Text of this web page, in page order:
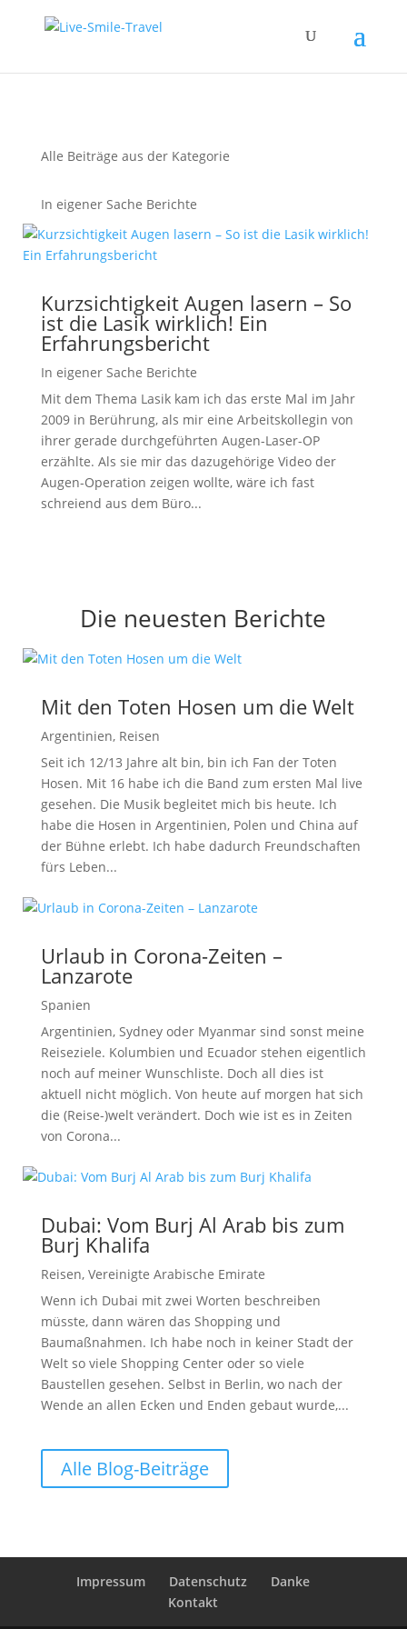
Alle Beiträge aus der Kategorie
In eigener Sache Berichte
Kurzsichtigkeit Augen lasern – So
ist die Lasik wirklich! Ein
Erfahrungsbericht
In eigener Sache Berichte
Mit dem Thema Lasik kam ich das erste Mal im Jahr
2009 in Berührung, als mir eine Arbeitskollegin von
ihrer gerade durchgeführten Augen-Laser-OP
erzählte. Als sie mir das dazugehörige Video der
Augen-Operation zeigen wollte, wäre ich fast
schreiend aus dem Büro...
Die neuesten Berichte
Mit den Toten Hosen um die Welt
Argentinien, Reisen
Seit ich 12/13 Jahre alt bin, bin ich Fan der Toten
Hosen. Mit 16 habe ich die Band zum ersten Mal live
gesehen. Die Musik begleitet mich bis heute. Ich
habe die Hosen in Argentinien, Polen und China auf
der Bühne erlebt. Ich habe dadurch Freundschaften
fürs Leben...
Urlaub in Corona-Zeiten –
Lanzarote
Spanien
Argentinien, Sydney oder Myanmar sind sonst meine
Reiseziele. Kolumbien und Ecuador stehen eigentlich
noch auf meiner Wunschliste. Doch all dies ist
aktuell nicht möglich. Von heute auf morgen hat sich
die (Reise-)welt verändert. Doch wie ist es in Zeiten
von Corona...
Dubai: Vom Burj Al Arab bis zum
Burj Khalifa
Reisen, Vereinigte Arabische Emirate
Wenn ich Dubai mit zwei Worten beschreiben
müsste, dann wären das Shopping und
Baumaßnahmen. Ich habe noch in keiner Stadt der
Welt so viele Shopping Center oder so viele
Baustellen gesehen. Selbst in Berlin, wo nach der
Wende an allen Ecken und Enden gebaut wurde,...
Alle Blog-Beiträge
Impressum Datenschutz
Danke
Kontakt